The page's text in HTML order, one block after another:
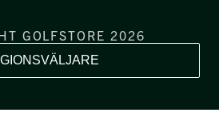
GOLFSTORE 2026